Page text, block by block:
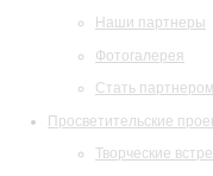
Наши партнеры
Фотогалерея
Стать партнером
Просветительские
Творческие